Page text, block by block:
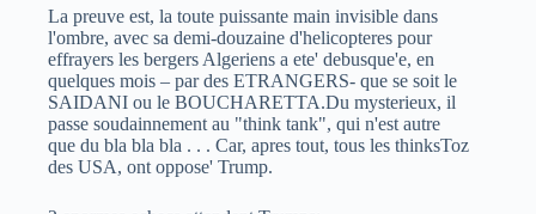
La preuve est, la toute puissante main invisible dans
l'ombre, avec sa demi-douzaine d'helicopteres pour
effrayers les bergers Algeriens a ete' debusque'e, en
quelques mois – par des ETRANGERS- que se soit le
SAIDANI ou le BOUCHARETTA.Du mysterieux, il
passe soudainnement au "think tank", qui n'est autre
que du bla bla bla . . . Car, apres tout, tous les thinksToz
des USA, ont oppose' Trump.